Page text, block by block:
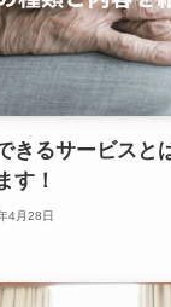
きるサービスと
す！
4月28日